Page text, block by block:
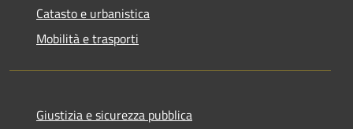
Catasto e urbanistica
Mobilità e trasporti
Giustizia e sicurezza pubblica